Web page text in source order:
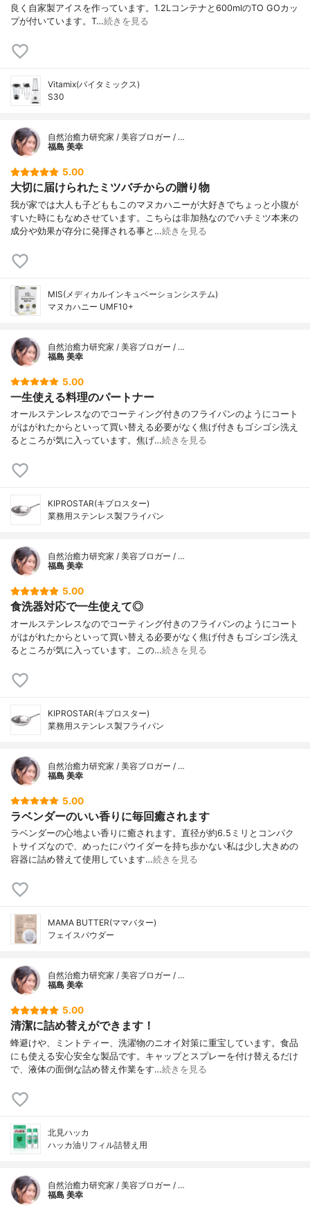
良く自家製アイスを作っています。1.2Lコンテナと600mlのTO GOカッ
プが付いています。T…続きを見る
Vitamix(バイタミックス)
S30
自然治癒力研究家 / 美容ブロガー / …
福島 美幸
5.00
大切に届けられたミツバチからの贈り物
我が家では大人も子どももこのマヌカハニーが大好きでちょっと小腹が
すいた時にもなめさせています。こちらは非加熱なのでハチミツ本来の
成分や効果が存分に発揮される事と…続きを見る
MIS(メディカルインキュベーションシステム)
マヌカハニー UMF10+
自然治癒力研究家 / 美容ブロガー / …
福島 美幸
5.00
一生使える料理のパートナー
オールステンレスなのでコーティング付きのフライパンのようにコート
がはがれたからといって買い替える必要がなく焦げ付きもゴシゴシ洗え
るところが気に入っています。焦げ…続きを見る
KIPROSTAR(キプロスター)
業務用ステンレス製フライパン
自然治癒力研究家 / 美容ブロガー / …
福島 美幸
5.00
食洗器対応で一生使えて◎
オールステンレスなのでコーティング付きのフライパンのようにコート
がはがれたからといって買い替える必要がなく焦げ付きもゴシゴシ洗え
るところが気に入っています。この…続きを見る
KIPROSTAR(キプロスター)
業務用ステンレス製フライパン
自然治癒力研究家 / 美容ブロガー / …
福島 美幸
5.00
ラベンダーのいい香りに毎回癒されます
ラベンダーの心地よい香りに癒されます。直径が約6.5ミリとコンパク
トサイズなので、めったにパウイダーを持ち歩かない私は少し大きめの
容器に詰め替えて使用しています…続きを見る
MAMA BUTTER(ママバター)
フェイスパウダー
自然治癒力研究家 / 美容ブロガー / …
福島 美幸
5.00
清潔に詰め替えができます！
蜂避けや、ミントティー、洗濯物のニオイ対策に重宝しています。食品
にも使える安心安全な製品です。キャップとスプレーを付け替えるだけ
で、液体の面倒な詰め替え作業をす…続きを見る
北見ハッカ
ハッカ油リフィル詰替え用
自然治癒力研究家 / 美容ブロガー / …
福島 美幸